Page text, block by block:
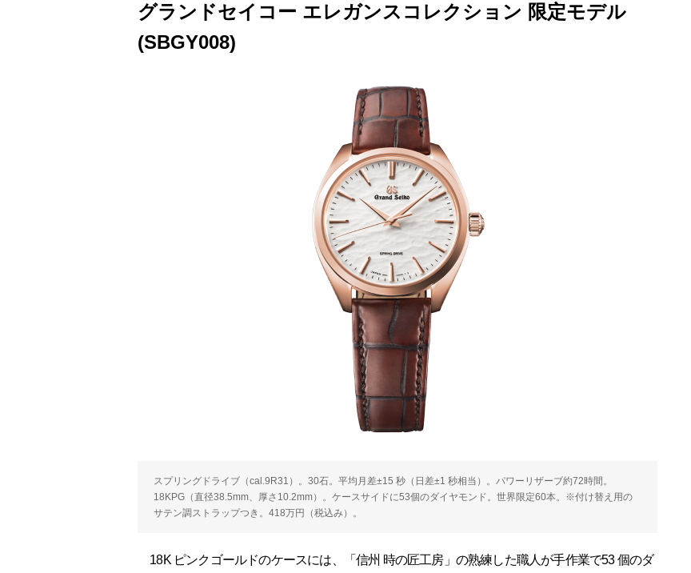
グランドセイコー エレガンスコレクション 限定モデル
(SBGY008)
スプリングドライブ（cal.9R31）。30石。平均月差±15 秒（日差±1 秒相当）。パワーリザーブ約72時間。
18KPG（直径38.5mm、厚さ10.2mm）。ケースサイドに53個のダイヤモンド。世界限定60本。※付け替え用の
サテン調ストラップつき。418万円（税込み）。
18K ピンクゴールドのケースには、「信州 時の匠工房」の熟練した職人が手作業で53 個のダ